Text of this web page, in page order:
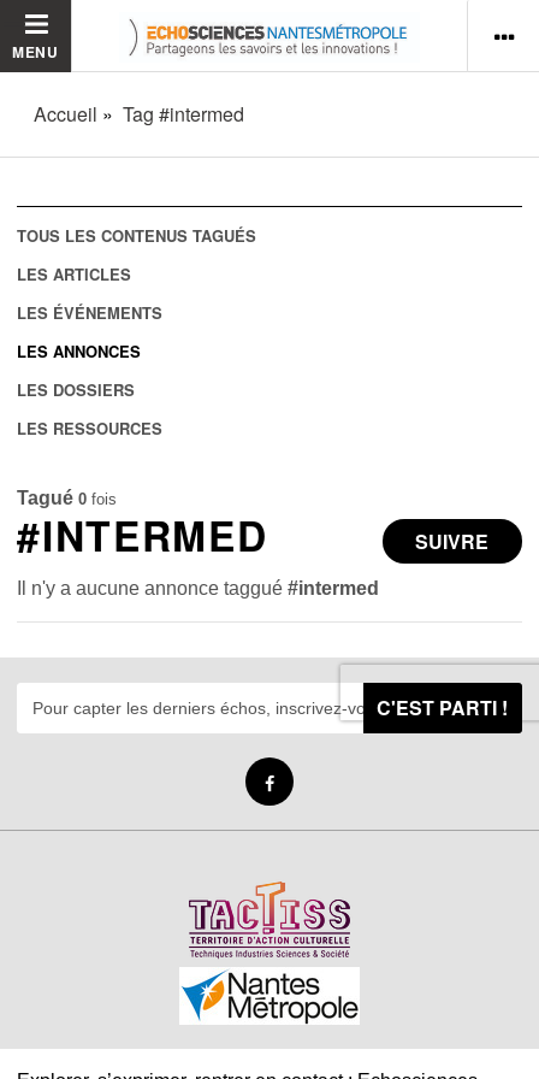
MENU
Accueil Tag #intermed
TOUS LES CONTENUS TAGUÉS
LES ARTICLES
LES ÉVÉNEMENTS
LES ANNONCES
LES DOSSIERS
LES RESSOURCES
Tagué 0 fois
SUIVRE
#INTERMED
Il n'y a aucune annonce taggué#intermed
C'EST PARTI !